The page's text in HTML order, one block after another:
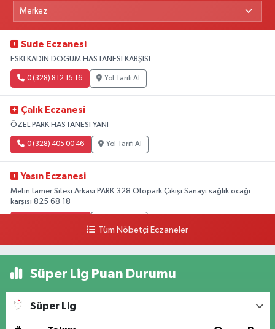
Sude Eczanesi
ESKİ KADIN DOĞUM HASTANESİ KARŞISI
0 (328) 812 15 16 Yol Tarifi Al
Çalık Eczanesi
ÖZEL PARK HASTANESI YANI
0 (328) 405 00 46 Yol Tarifi Al
Yasın Eczanesi
Metin tamer Sitesi Arkası PARK 328 Otopark Çıkışı Sanayi sağlık ocağı
karşısı 825 68 18
Tüm Nöbetçi Eczaneler
Süper Lig Puan Durumu
Süper Lig